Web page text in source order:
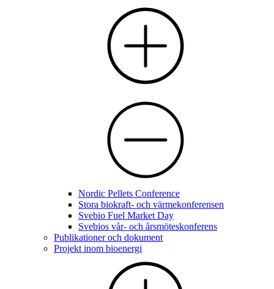
Nordic Pellets Conference
Stora biokraft- och värmekonferensen
Svebio Fuel Market Day
Svebios vår- och årsmöteskonferens
Publikationer och dokument
Projekt inom bioenergi